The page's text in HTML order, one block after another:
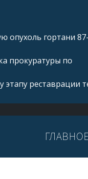
опухоль гортани
прокуратуры по
этапу реставрации